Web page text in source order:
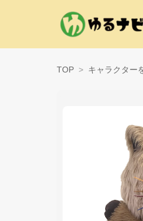
TOP キャラクター